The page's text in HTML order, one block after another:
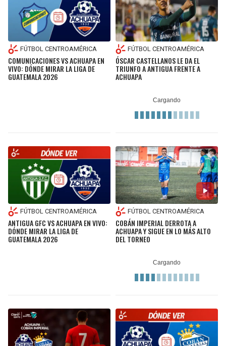
FÚTBOL CENTROAMÉRICA
COMUNICACIONES VS ACHUAPA EN
VIVO: DÓNDE MIRAR LA LIGA DE
GUATEMALA 2026
FÚTBOL CENTROAMÉRICA
ÓSCAR CASTELLANOS LE DA EL
TRIUNFO A ANTIGUA FRENTE A
ACHUAPA
FÚTBOL CENTROAMÉRICA
ANTIGUA GFC VS ACHUAPA EN VIVO:
DÓNDE MIRAR LA LIGA DE
GUATEMALA 2026
FÚTBOL CENTROAMÉRICA
COBÁN IMPERIAL DERROTA A
ACHUAPA Y SIGUE EN LO MÁS ALTO
DEL TORNEO